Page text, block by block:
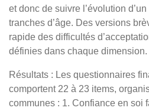
et donc de suivre l’évolution
tranches d’âge. Des versions
rapide des difficultés
définies dans chaque dimension.
Résultats : Les questionnaires
comportent 22 à 23 items,
communes : 1. Confiance en soi